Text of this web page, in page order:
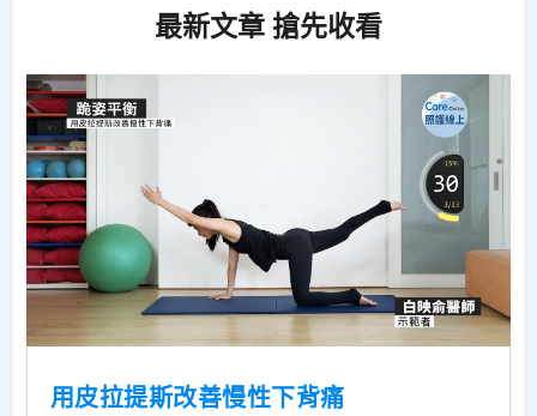
最新文章 搶先收看
用皮拉提斯改善慢性下背痛